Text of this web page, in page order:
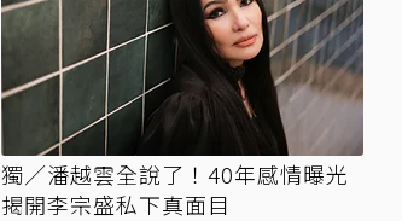
獨／潘越雲全說了！40年感情曝光
揭開李宗盛私下真面目